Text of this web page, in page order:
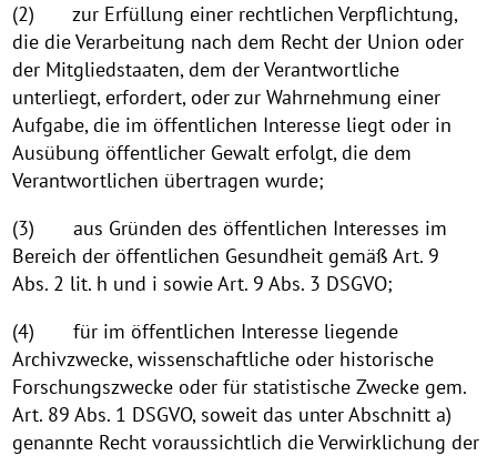
(2) zur Erfüllung einer rechtlichen Verpflichtung,
die die Verarbeitung nach dem Recht der Union oder
der Mitgliedstaaten, dem der Verantwortliche
unterliegt, erfordert, oder zur Wahrnehmung einer
Aufgabe, die im öffentlichen Interesse liegt oder in
Ausübung öffentlicher Gewalt erfolgt, die dem
Verantwortlichen übertragen wurde;
(3) aus Gründen des öffentlichen Interesses im
Bereich der öffentlichen Gesundheit gemäß Art. 9
Abs. 2 lit. h und i sowie Art. 9 Abs. 3 DSGVO;
(4) für im öffentlichen Interesse liegende
Archivzwecke, wissenschaftliche oder historische
Forschungszwecke oder für statistische Zwecke gem.
Art. 89 Abs. 1 DSGVO, soweit das unter Abschnitt a)
genannte Recht voraussichtlich die Verwirklichung der